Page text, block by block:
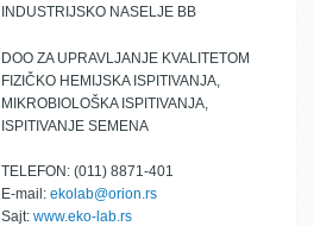
INDUSTRIJSKO NASELJE BB
DOO ZA UPRAVLJANJE KVALITETOM
FIZIČKO HEMIJSKA ISPITIVANJA,
MIKROBIOLOŠKA ISPITIVANJA,
ISPITIVANJE SEMENA
TELEFON: (011) 8871-401
E-mail: ekolab@orion.rs
Sajt: www.eko-lab.rs